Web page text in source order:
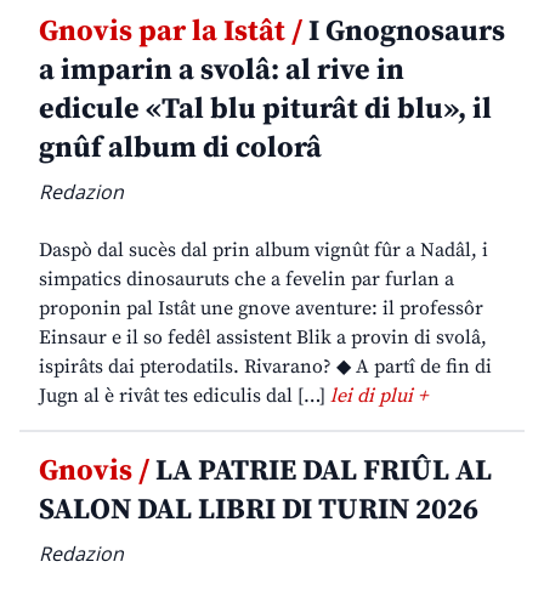
Gnovis par la Istât /I Gnognosaurs
a imparin a svolâ: al rive in
edicule «Tal blu piturât di blu», il
gnûf album di colorâ
Redazion
Daspò dal sucès dal prin album vignût fûr a Nadâl, i
simpatics dinosauruts che a fevelin par furlan a
proponin pal Istât une gnove aventure: il professôr
Einsaur e il so fedêl assistent Blik a provin di svolâ,
ispirâts dai pterodatils. Rivarano? ◆ A partî de fin di
Jugn al è rivât tes ediculis dal […] lei di plui +
Gnovis /LA PATRIE DAL FRIÛL AL
SALON DAL LIBRI DI TURIN 2026
Redazion